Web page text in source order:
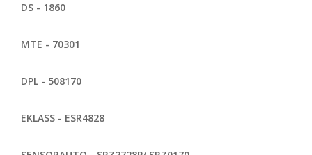
DS - 1860
MTE - 70301
DPL - 508170
EKLASS - ESR4828